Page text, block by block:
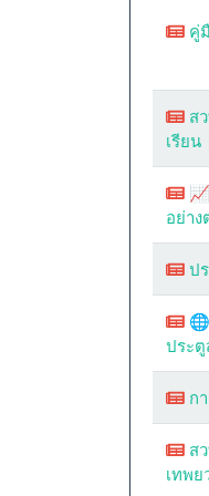
คู่
ส
เรียน
อย่าง
ป
ประตู
ก
ส
เทพ